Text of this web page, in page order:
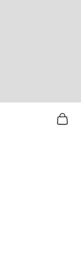
カー